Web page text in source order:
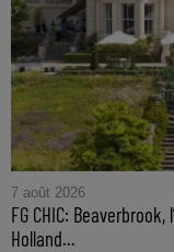
7 août 2026
FG CHIC:
Holland...